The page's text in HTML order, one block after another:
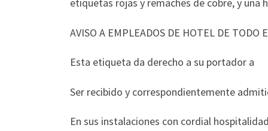
etiquetas rojas y remaches de cobre, y
AVISO A EMPLEADOS DE HOTEL DE TODO
Esta etiqueta da derecho a su portador a
Ser recibido y correspondientemente
En sus instalaciones con cordial